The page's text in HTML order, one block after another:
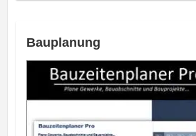
Bauplanung